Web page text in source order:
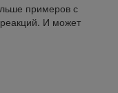
примеров с
И может